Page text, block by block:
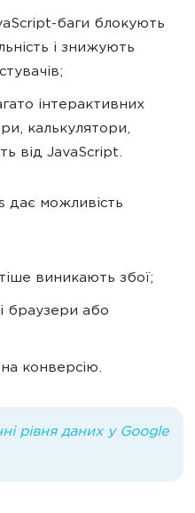
баги блокують
і знижують
інтерактивних
калькулятори,
від JavaScript.
дає можливість
виникають збої;
браузери або
конверсію.
рівня даних у Google